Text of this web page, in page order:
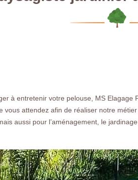
à entretenir votre pelouse, MS
vous attendez afin de réaliser notre
aussi pour l’aménagement, le